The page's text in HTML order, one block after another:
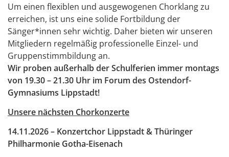
Um einen flexiblen und ausgewogenen Chorklang zu
erreichen, ist uns eine solide Fortbildung der
Sänger*innen sehr wichtig. Daher bieten wir unseren
Mitgliedern regelmäßig professionelle Einzel- und
Gruppenstimmbildung an.
Wir proben außerhalb der Schulferien immer montags
von 19.30 – 21.30 Uhr im Forum des Ostendorf-
Gymnasiums Lippstadt!
Unsere nächsten Chorkonzerte
14.11.2026 – Konzertchor Lippstadt & Thüringer
Philharmonie Gotha-Eisenach